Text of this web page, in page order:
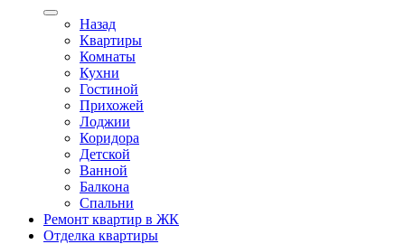
Назад
Квартиры
Комнаты
Кухни
Гостиной
Прихожей
Лоджии
Коридора
Детской
Ванной
Балкона
Спальни
Ремонт квартир в ЖК
Отделка квартиры